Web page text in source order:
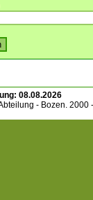
08.08.2026
- Bozen. 2000